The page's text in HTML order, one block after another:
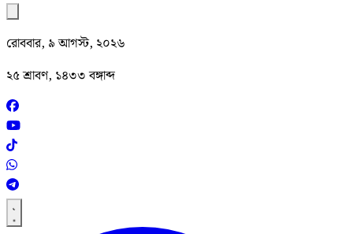
রোববার, ৯ আগস্ট, ২০২৬
২৫ শ্রাবণ, ১৪৩৩ বঙ্গাব্দ